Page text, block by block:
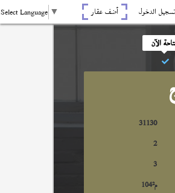
تسجيل الدخول أضف عقار Select Language ▼
الآن
31130
2
3
104م²